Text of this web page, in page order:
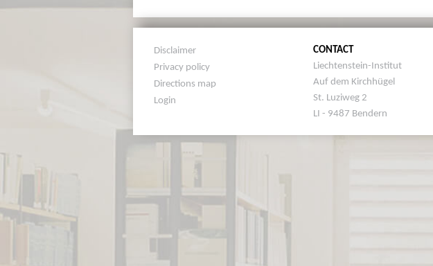
Disclaimer
Privacy policy
Directions map
Login
CONTACT
Liechtenstein-Institut
Auf dem Kirchhügel
St. Luziweg 2
LI - 9487 Bendern